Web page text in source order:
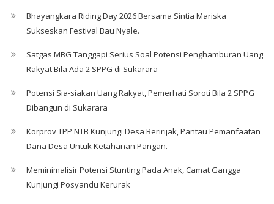
Bhayangkara Riding Day 2026 Bersama Sintia Mariska
Sukseskan Festival Bau Nyale. ‎
Satgas MBG Tanggapi Serius Soal Potensi Penghamburan Uang
Rakyat Bila Ada 2 SPPG di Sukarara
Potensi Sia-siakan Uang Rakyat, Pemerhati Soroti Bila 2 SPPG
Dibangun di Sukarara
Korprov TPP NTB Kunjungi Desa Beririjak, Pantau Pemanfaatan
Dana Desa Untuk Ketahanan Pangan.
Meminimalisir Potensi Stunting Pada Anak, Camat Gangga
Kunjungi Posyandu Kerurak